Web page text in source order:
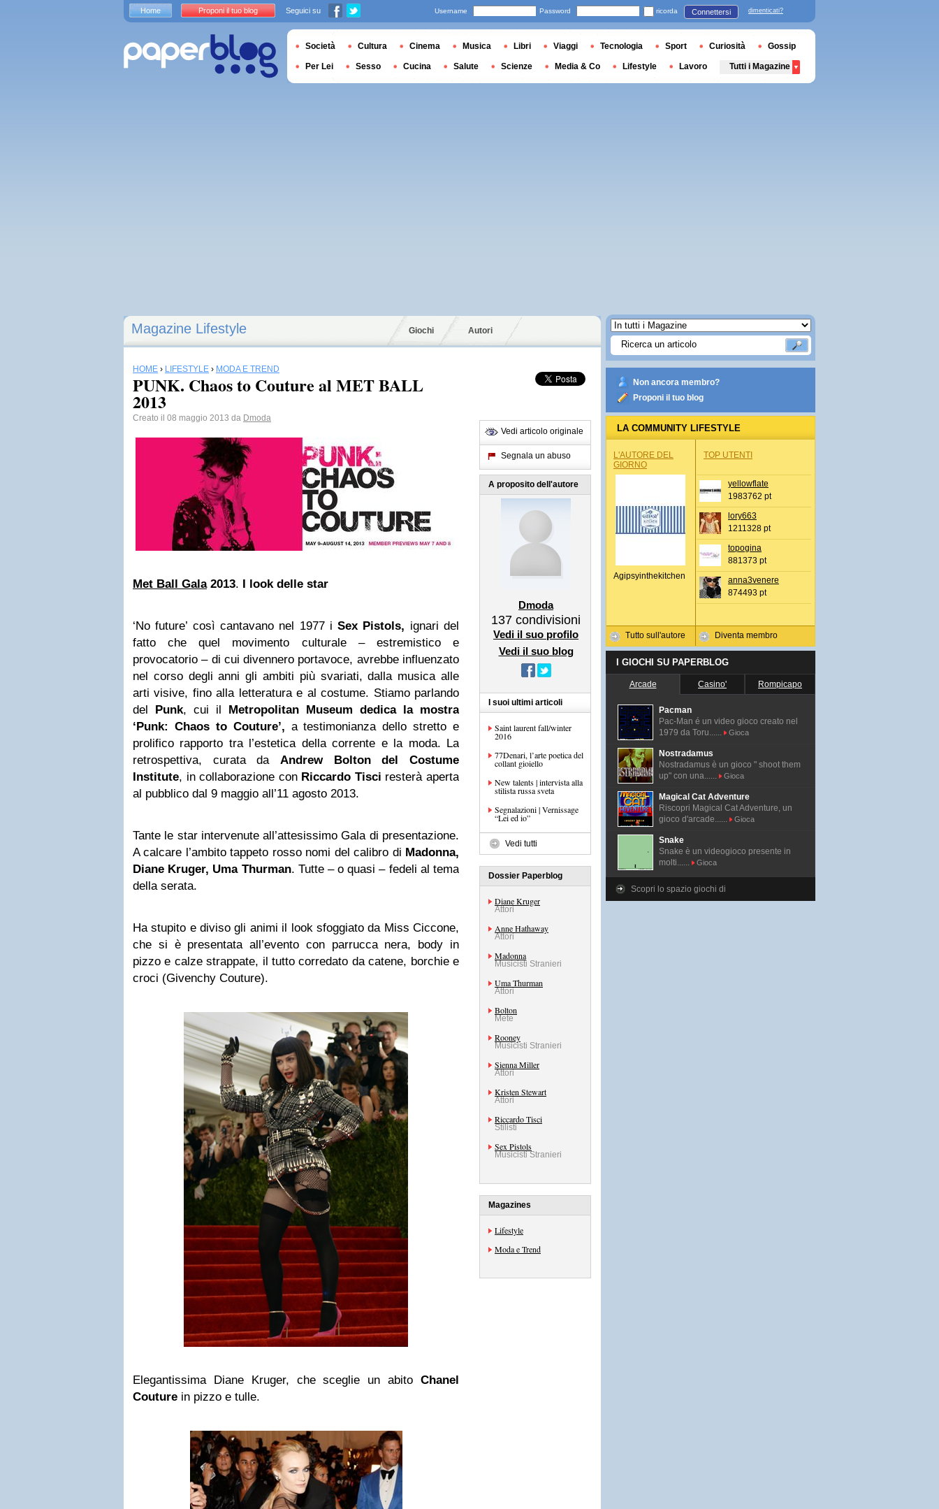
Magazine Lifestyle Giochi Autori
HOME › LIFESTYLE › MODA E TREND
PUNK. Chaos to Couture al MET BALL
2013
Creato il 08 maggio 2013 da Dmoda
Met Ball Gala 2013. I look delle star
‘No future’ così cantavano nel 1977 iSex Pistols, ignari del
fatto che quel movimento culturale – estremistico e
provocatorio – di cui divennero portavoce, avrebbe influenzato
nel corso degli anni gli ambiti più svariati, dalla musica alle
arti visive, fino alla letteratura e al costume. Stiamo parlando
del Punk, cui il Metropolitan Museum dedica la mostra
‘Punk: Chaos to Couture’, a testimonianza dello stretto e
prolifico rapporto tra l’estetica della corrente e la moda. La
retrospettiva, curata da Andrew Boltondel Costume
Institute, in collaborazione conRiccardo Tisci resterà aperta
al pubblico dal 9 maggio all’11 agosto 2013.
Tante le star intervenute all’attesissimo Gala di presentazione.
A calcare l’ambito tappeto rosso nomi del calibro di Madonna,
Diane Kruger, Uma Thurman. Tutte – o quasi – fedeli al tema
della serata.
Ha stupito e diviso gli animi il look sfoggiato da Miss Ciccone,
che si è presentata all’evento con parrucca nera, body in
pizzo e calze strappate, il tutto corredato da catene, borchie e
croci (Givenchy Couture).
Elegantissima Diane Kruger, che sceglie un abito Chanel
Couture in pizzo e tulle.
Vedi articolo originale
Segnala un abuso
A proposito dell'autore
Dmoda
137 condivisioni
Vedi il suo profilo
Vedi il suo blog
I suoi ultimi articoli
Saint laurent fall/winter
2016
77Denari, l’arte poetica del
collant gioiello
New talents | intervista alla
stilista russa sveta
Segnalazioni | Vernissage
“Lei ed io”
Vedi tutti
Dossier Paperblog
Diane Kruger
Attori
Anne Hathaway
Attori
Madonna
Musicisti Stranieri
Uma Thurman
Attori
Bolton
Mete
Rooney
Musicisti Stranieri
Sienna Miller
Attori
Kristen Stewart
Attori
Riccardo Tisci
Stilisti
Sex Pistols
Musicisti Stranieri
Magazines
Lifestyle
Moda e Trend
Non ancora membro?
Proponi il tuo blog
LA COMMUNITY LIFESTYLE
L'AUTORE DEL
GIORNO
Agipsyinthekitchen
Tutto sull'autore
TOP UTENTI
yellowflate
1983762 pt
lory663
1211328 pt
topogina
881373 pt
anna3venere
874493 pt
Diventa membro
I GIOCHI SU PAPERBLOG
Arcade Casino' Rompicapo
Pacman
Pac-Man é un video gioco creato nel
1979 da Toru......
Gioca
Nostradamus
Nostradamus è un gioco " shoot them
up" con una......
Gioca
Magical Cat Adventure
Riscopri Magical Cat Adventure, un
gioco d'arcade......
Gioca
Snake
Snake è un videogioco presente in
molti......
Gioca
Scopri lo spazio giochi di
Home Proponi il tuo blog Seguici su Username Password ricorda Connettersi dimenticati?
Società Cultura Cinema Musica Libri Viaggi Tecnologia Sport Curiosità Gossip
Per Lei Sesso Cucina Salute Scienze Media & Co Lifestyle Lavoro Tutti i Magazine